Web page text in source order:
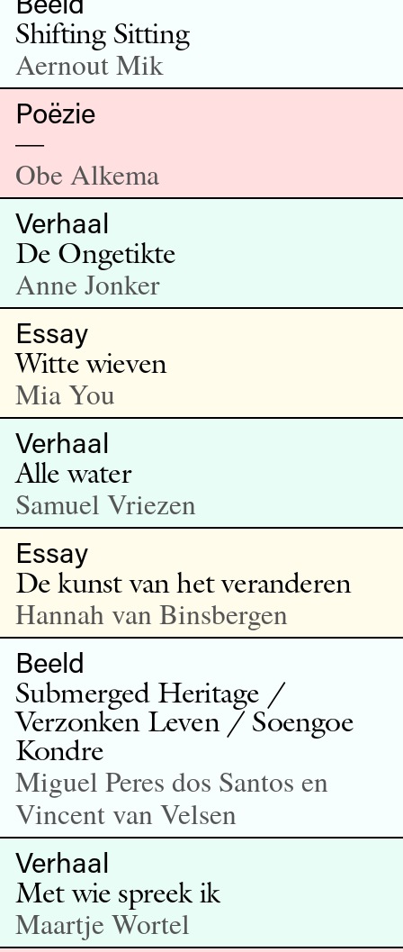
Shifting Sitting
Aernout Mik
Poëzie
—
Obe Alkema
Verhaal
De Ongetikte
Anne Jonker
Essay
Witte wieven
Mia You
Verhaal
Alle water
Samuel Vriezen
Essay
De kunst van het veranderen
Hannah van Binsbergen
Beeld
Submerged Heritage /
Verzonken Leven / Soengoe
Kondre
Miguel Peres dos Santos en
Vincent van Velsen
Verhaal
Met wie spreek ik
Maartje Wortel